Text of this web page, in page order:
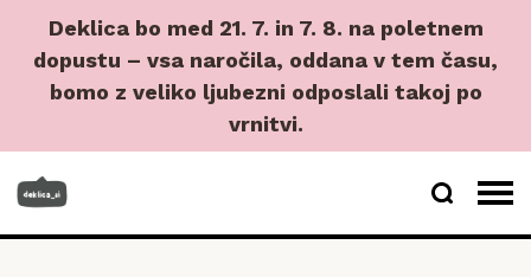
Deklica bo med 21. 7. in 7. 8. na poletnem
dopustu – vsa naročila, oddana v tem času,
bomo z veliko ljubezni odposlali takoj po
vrnitvi.